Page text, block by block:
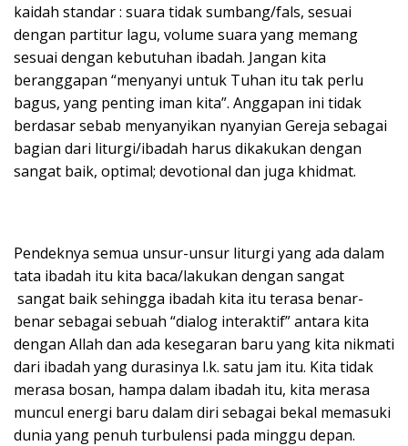
kaidah standar : suara tidak sumbang/fals, sesuai
dengan partitur lagu, volume suara yang memang
sesuai dengan kebutuhan ibadah. Jangan kita
beranggapan “menyanyi untuk Tuhan itu tak perlu
bagus, yang penting iman kita”. Anggapan ini tidak
berdasar sebab menyanyikan nyanyian Gereja sebagai
bagian dari liturgi/ibadah harus dikakukan dengan
sangat baik, optimal; devotional dan juga khidmat.
Pendeknya semua unsur-unsur liturgi yang ada dalam
tata ibadah itu kita baca/lakukan dengan sangat
sangat baik sehingga ibadah kita itu terasa benar-
benar sebagai sebuah “dialog interaktif” antara kita
dengan Allah dan ada kesegaran baru yang kita nikmati
dari ibadah yang durasinya l.k. satu jam itu. Kita tidak
merasa bosan, hampa dalam ibadah itu, kita merasa
muncul energi baru dalam diri sebagai bekal memasuki
dunia yang penuh turbulensi pada minggu depan.